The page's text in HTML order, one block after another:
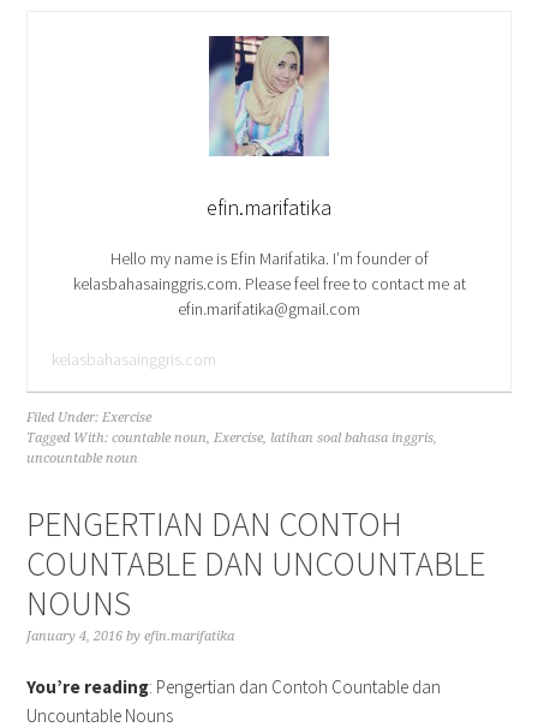
efin.marifatika
Hello my name is Efin Marifatika. I’m founder of
kelasbahasainggris.com. Please feel free to contact me at
efin.marifatika@gmail.com
kelasbahasainggris.com
Filed Under:Exercise
Tagged With:countable noun,Exercise, latihan soal bahasa inggris,
uncountable noun
PENGERTIAN DAN CONTOH
COUNTABLE DAN UNCOUNTABLE
NOUNS
January 4, 2016 byefin.marifatika
You’re reading: Pengertian dan Contoh Countable dan
Uncountable Nouns